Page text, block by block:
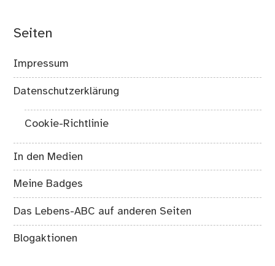
Seiten
Impressum
Datenschutzerklärung
Cookie-Richtlinie
In den Medien
Meine Badges
Das Lebens-ABC auf anderen Seiten
Blogaktionen